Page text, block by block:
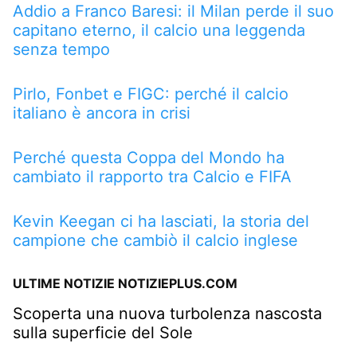
Addio a Franco Baresi: il Milan perde il suo
capitano eterno, il calcio una leggenda
senza tempo
Pirlo, Fonbet e FIGC: perché il calcio
italiano è ancora in crisi
Perché questa Coppa del Mondo ha
cambiato il rapporto tra Calcio e FIFA
Kevin Keegan ci ha lasciati, la storia del
campione che cambiò il calcio inglese
ULTIME NOTIZIE NOTIZIEPLUS.COM
Scoperta una nuova turbolenza nascosta
sulla superficie del Sole